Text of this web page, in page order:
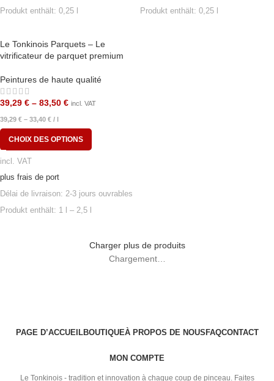
Produkt enthält: 0,25
Produkt enthält: 0,25
Le Tonkinois Parquets – Le
vitrificateur de parquet premium
Peintures de haute qualité
39,29 € – 83,50 € incl. VAT
39,29 € – 33,40 € / l
CHOIX DES OPTIONS
incl. VAT
plus frais de port
Délai de livraison: 2-3 jours ouvrables
Produkt enthält: 1
– 2,5
Charger plus de produits
Chargement…
PAGE D’ACCUEILBOUTIQUEÀ PROPOS DE NOUS FAQCONTACT
MON COMPTE
Le Tonkinois - tradition et innovation à chaque coup de pinceau. Faites